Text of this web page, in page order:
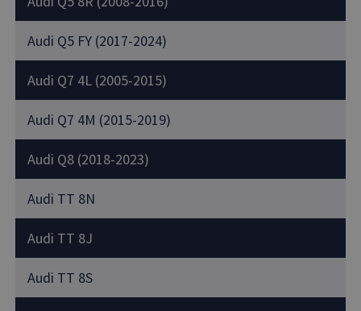
Audi Q5 FY (2017-2024)
Audi Q7 4L (2005-2015)
Audi Q7 4M (2015-2019)
Audi Q8 (2018-2023)
Audi TT 8N
Audi TT 8J
Audi TT 8S